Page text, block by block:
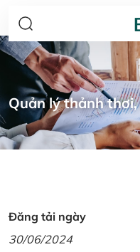
Quản lý thảnh
Đăng tải ngày
30/06/2024